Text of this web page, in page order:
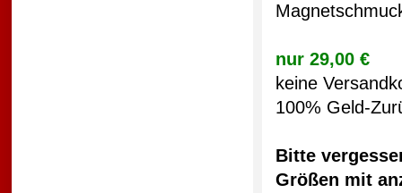
nur 29,00 €
keine
100% Geld-
Bitte
Größen mit